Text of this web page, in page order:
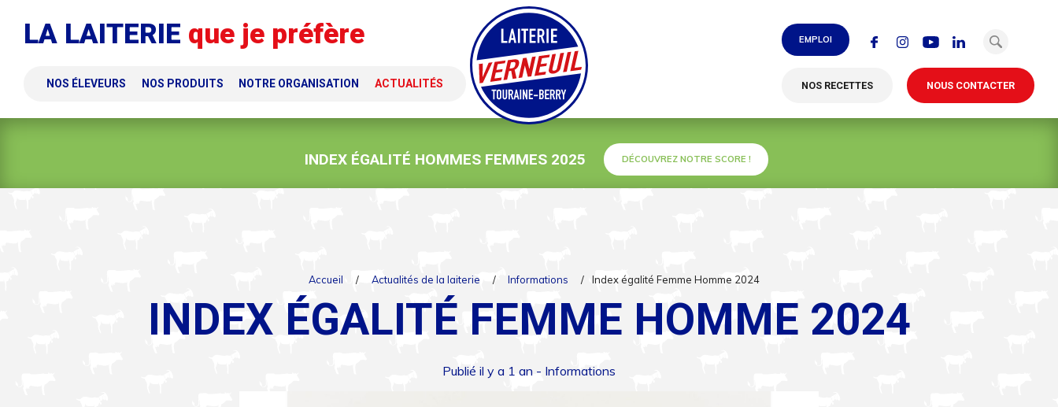
LA LAITERIE que je préfère
NOS ÉLEVEURS NOS PRODUITS NOTRE ORGANISATION ACTUALITÉS
EMPLOI
NOS RECETTES NOUS CONTACTER
INDEX ÉGALITÉ HOMMES FEMMES 2025 DÉCOUVREZ NOTRE SCORE !
Accueil / Actualités de la laiterie / Informations / Index égalité Femme Homme 2024
INDEX ÉGALITÉ FEMME HOMME 2024
Publié il y a 1 an - Informations